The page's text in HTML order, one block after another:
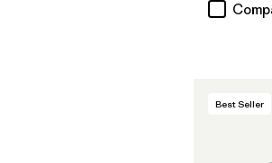
Best Seller